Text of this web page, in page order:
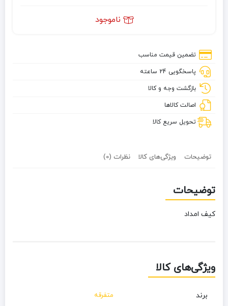
ناموجود
تضمین قیمت مناسب
پاسخگویی 24 ساعته
بازگشت وجه و کالا
اصالت کالاها
تحویل سریع کالا
توضیحات ویژگی‌های کالا نظرات (0)
توضیحات
کیف امداد
ویژگی‌های کالا
برند متفرقه